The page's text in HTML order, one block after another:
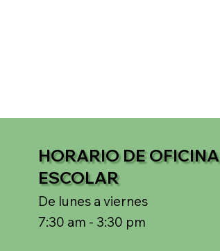
HORARIO DE OFICINA
ESCOLAR
De lunes a viernes
7:30 am - 3:30 pm